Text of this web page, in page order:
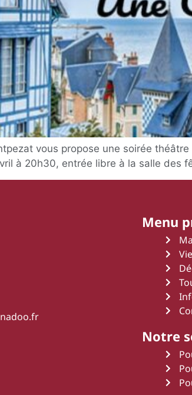
vous propose une soirée
à 20h30, entrée libre à la salle des
Menu
Notre